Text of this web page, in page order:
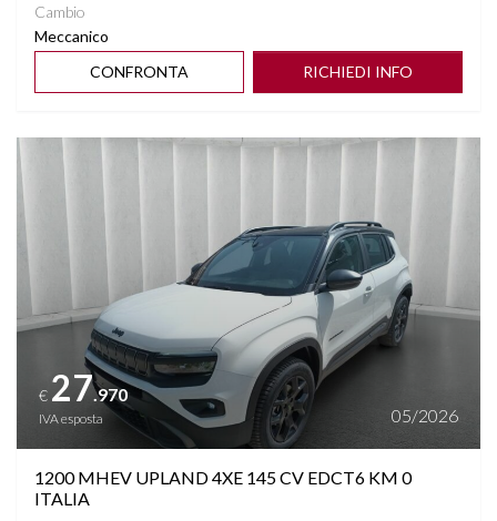
Cambio
Meccanico
CONFRONTA
RICHIEDI INFO
Vedi dettagli
€ 27.970
IVA esposta 05/2026
1200 MHEV UPLAND 4XE 145 CV EDCT6 KM 0
ITALIA